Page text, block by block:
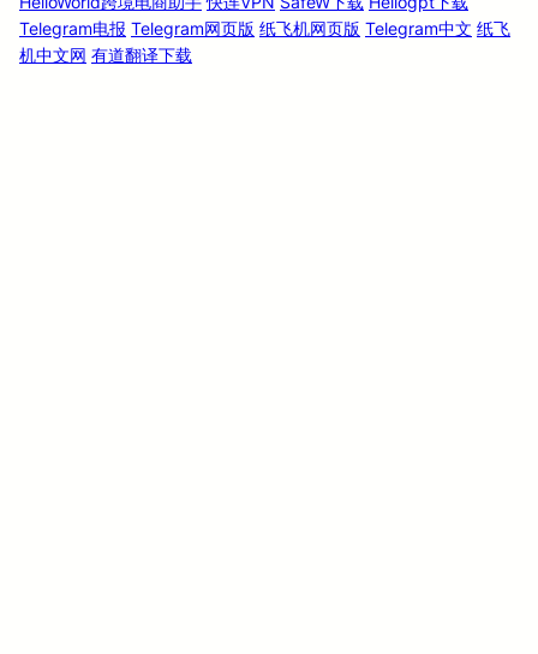
Telegram电报 Telegram网页版 纸飞机网页版 Telegram中文 纸飞
机中文网 有道翻译下载